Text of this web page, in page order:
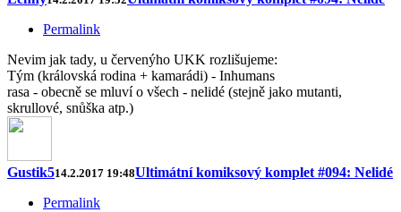
Permalink
Nevim jak tady, u červenýho UKK rozlišujeme:
Tým (královská rodina + kamarádi) - Inhumans
rasa - obecně se mluví o všech - nelidé (stejně jako mutanti,
skrullové, snůška atp.)
Gustik514.2.2017 19:48Ultimátní komiksový komplet #094: Nelidé
Permalink